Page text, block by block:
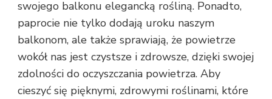
swojego balkonu elegancką rośliną. Ponadto,
paprocie nie tylko dodają uroku naszym
balkonom, ale także sprawiają, że powietrze
wokół nas jest czystsze i zdrowsze, dzięki swojej
zdolności do oczyszczania powietrza. Aby
cieszyć się pięknymi, zdrowymi roślinami, które